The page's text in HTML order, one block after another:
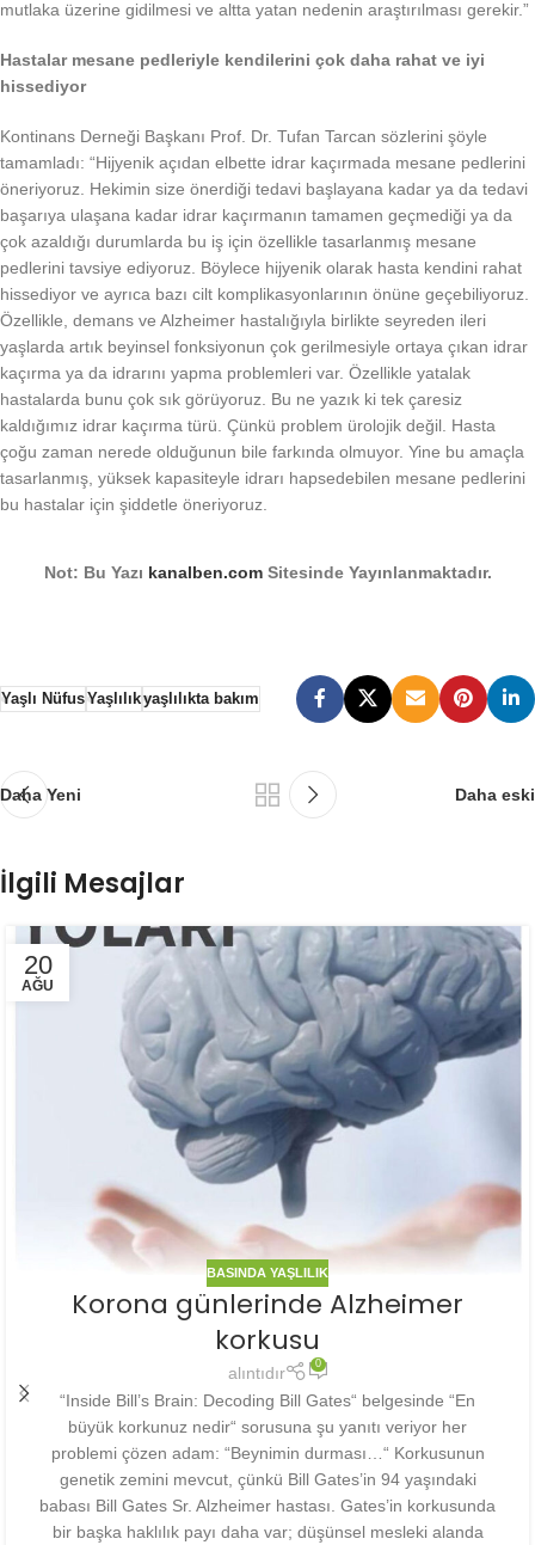
mutlaka üzerine gidilmesi ve altta yatan nedenin araştırılması gerekir.”
Hastalar mesane pedleriyle kendilerini çok daha rahat ve iyi
hissediyor
Kontinans Derneği Başkanı Prof. Dr. Tufan Tarcan sözlerini şöyle
tamamladı: “Hijyenik açıdan elbette idrar kaçırmada mesane pedlerini
öneriyoruz. Hekimin size önerdiği tedavi başlayana kadar ya da tedavi
başarıya ulaşana kadar idrar kaçırmanın tamamen geçmediği ya da
çok azaldığı durumlarda bu iş için özellikle tasarlanmış mesane
pedlerini tavsiye ediyoruz. Böylece hijyenik olarak hasta kendini rahat
hissediyor ve ayrıca bazı cilt komplikasyonlarının önüne geçebiliyoruz.
Özellikle, demans ve Alzheimer hastalığıyla birlikte seyreden ileri
yaşlarda artık beyinsel fonksiyonun çok gerilmesiyle ortaya çıkan idrar
kaçırma ya da idrarını yapma problemleri var. Özellikle yatalak
hastalarda bunu çok sık görüyoruz. Bu ne yazık ki tek çaresiz
kaldığımız idrar kaçırma türü. Çünkü problem ürolojik değil. Hasta
çoğu zaman nerede olduğunun bile farkında olmuyor. Yine bu amaçla
tasarlanmış, yüksek kapasiteyle idrarı hapsedebilen mesane pedlerini
bu hastalar için şiddetle öneriyoruz.
Not: Bu Yazı kanalben.comSitesinde Yayınlanmaktadır.
Yaşlı NüfusYaşlılıkyaşlılıkta bakım
Daha Yeni Daha eski
İlgili Mesajlar
20
AĞU
BASINDA YAŞLILIK
Korona günlerinde Alzheimer
korkusu
alıntıdır 0
“Inside Bill’s Brain: Decoding Bill Gates“ belgesinde “En
büyük korkunuz nedir“ sorusuna şu yanıtı veriyor her
problemi çözen adam: “Beynimin durması…“ Korkusunun
genetik zemini mevcut, çünkü Bill Gates’in 94 yaşındaki
babası Bill Gates Sr. Alzheimer hastası. Gates’in korkusunda
bir başka haklılık payı daha var; düşünsel mesleki alanda